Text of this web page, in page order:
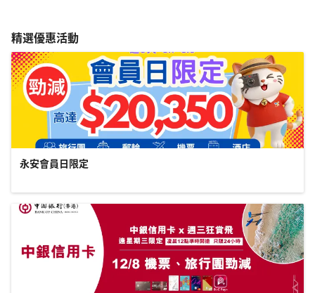
精選優惠活動
永安會員日限定